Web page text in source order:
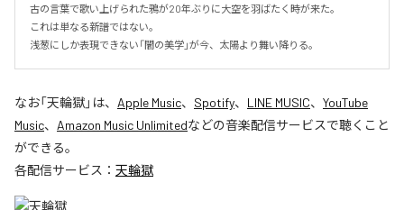
古の言葉で歌い上げられた鴉が20年ぶりに大空を羽ばたく時が来た。
これは単なる新譜ではない。
浅葱にしか表現できない「闇の美学」が今、太陽より舞い降りる。
なお「天輪獄」は、 Apple Music、 Spotify、 LINE MUSIC、 YouTube
Music、 Amazon Music Unlimitedなどの音楽配信サービスで聴くこと
ができる。
各配信サービス： 天輪獄